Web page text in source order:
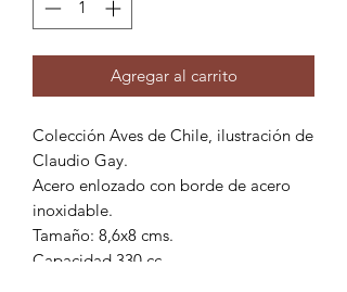
Agregar al carrito
Colección Aves de Chile, ilustración de
Claudio Gay.
Acero enlozado con borde de acero
inoxidable.
Tamaño: 8,6x8 cms.
Capacidad 330 cc.